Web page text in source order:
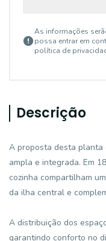
As informações
possa entrar em
política de
Descrição
A proposta desta planta
ampla e integrada. Em
cozinha compartilham
da ilha central e
A distribuição dos
garantindo conforto no